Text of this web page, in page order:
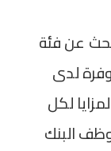
عن فئة
لدى
لكل
البنك